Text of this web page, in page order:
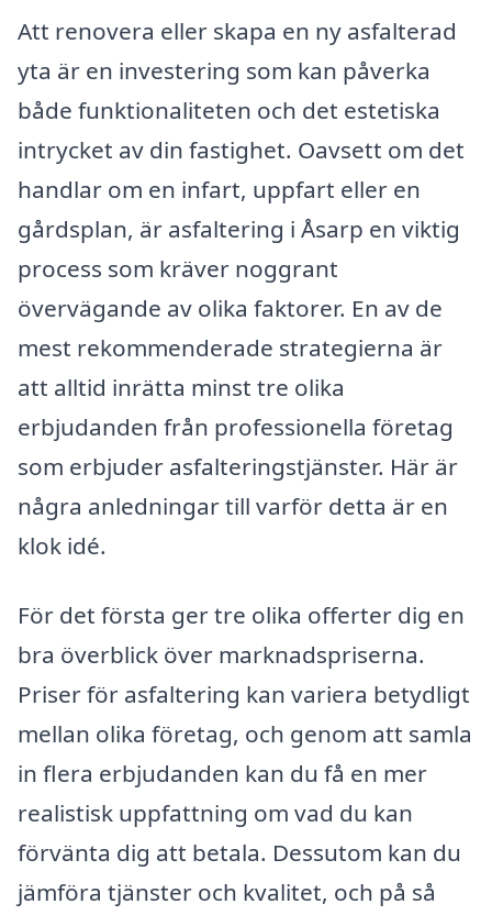
Att renovera eller skapa en ny asfalterad
yta är en investering som kan påverka
både funktionaliteten och det estetiska
intrycket av din fastighet. Oavsett om det
handlar om en infart, uppfart eller en
gårdsplan, är asfaltering i Åsarp en viktig
process som kräver noggrant
övervägande av olika faktorer. En av de
mest rekommenderade strategierna är
att alltid inrätta minst tre olika
erbjudanden från professionella företag
som erbjuder asfalteringstjänster. Här är
några anledningar till varför detta är en
klok idé.
För det första ger tre olika offerter dig en
bra överblick över marknadspriserna.
Priser för asfaltering kan variera betydligt
mellan olika företag, och genom att samla
in flera erbjudanden kan du få en mer
realistisk uppfattning om vad du kan
förvänta dig att betala. Dessutom kan du
jämföra tjänster och kvalitet, och på så